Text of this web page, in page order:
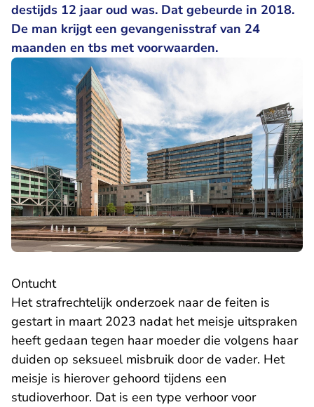
destijds 12 jaar oud was. Dat gebeurde in 2018.
De man krijgt een gevangenisstraf van 24
maanden en tbs met voorwaarden.
Ontucht
Het strafrechtelijk onderzoek naar de feiten is
gestart in maart 2023 nadat het meisje uitspraken
heeft gedaan tegen haar moeder die volgens haar
duiden op seksueel misbruik door de vader. Het
meisje is hierover gehoord tijdens een
studioverhoor. Dat is een type verhoor voor